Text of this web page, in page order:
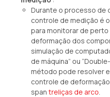
Durante o processo de
controle de medição é
para monitorar de
deformação dos
simulação de
de máquina” ou
método pode resolver
controle de
spantreliças de arco